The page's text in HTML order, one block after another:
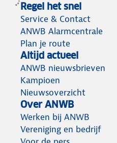
Regel het snel
Service & Contact
ANWB Alarmcentrale
Plan je route
Altijd actueel
ANWB nieuwsbrieven
Kampioen
Nieuwsoverzicht
Over ANWB
Werken bij ANWB
Vereniging en bedrijf